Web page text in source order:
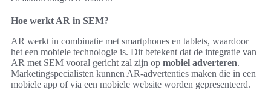
Hoe werkt AR in SEM?
AR werkt in combinatie met smartphones en tablets, waardoor
het een mobiele technologie is. Dit betekent dat de integratie van
AR met SEM vooral gericht zal zijn op mobiel adverteren.
Marketingspecialisten kunnen AR-advertenties maken die in een
mobiele app of via een mobiele website worden gepresenteerd.